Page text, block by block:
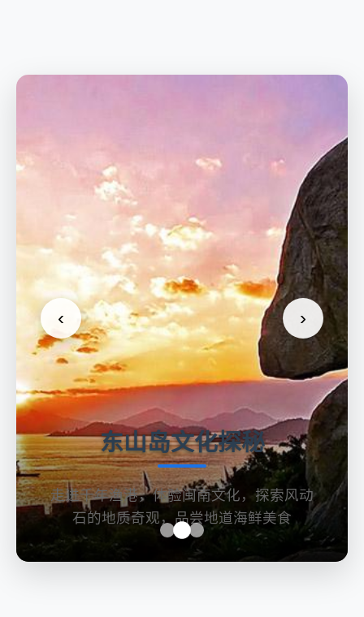
东山岛文化探秘
走进千年渔港，体验闽南文化，探索风动
石的地质奇观，品尝地道海鲜美食
‹ ›